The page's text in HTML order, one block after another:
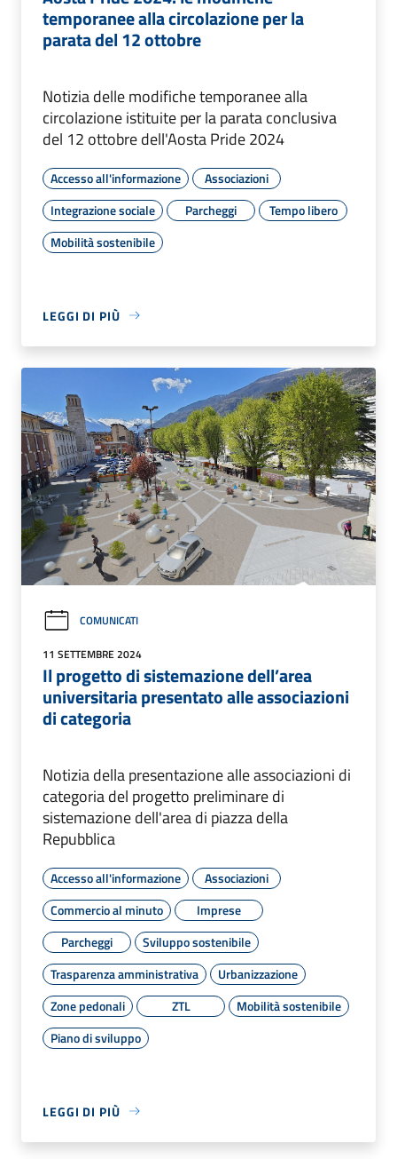
temporanee alla circolazione per la
parata del 12 ottobre
Notizia delle modifiche temporanee alla
circolazione istituite per la parata conclusiva
del 12 ottobre dell'Aosta Pride 2024
Accesso all'informazione
Associazioni
Integrazione sociale
Parcheggi
Tempo libero
Mobilità sostenibile
LEGGI DI PIÙ
COMUNICATI
11 SETTEMBRE 2024
Il progetto di sistemazione dell’area
universitaria presentato alle associazioni
di categoria
Notizia della presentazione alle associazioni di
categoria del progetto preliminare di
sistemazione dell'area di piazza della
Repubblica
Accesso all'informazione
Associazioni
Commercio al minuto
Imprese
Parcheggi
Sviluppo sostenibile
Trasparenza amministrativa
Urbanizzazione
Zone pedonali
ZTL
Mobilità sostenibile
Piano di sviluppo
LEGGI DI PIÙ